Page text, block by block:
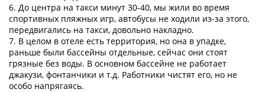
6. До центра на такси минут 30-40, мы жили во время
спортивных пляжных игр, автобусы не ходили из-за этого,
передвигались на такси, довольно накладно.
7. В целом в отеле есть территория, но она в упадке,
раньше были бассейны отдельные, сейчас они стоят
грязные без воды. В основном бассейне не работает
джакузи, фонтанчики и т.д. Работники чистят его, но не
особо напрягаясь.